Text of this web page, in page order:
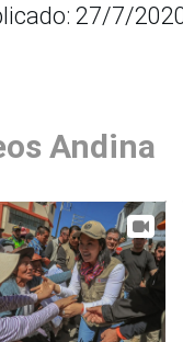
27/7/
Andina